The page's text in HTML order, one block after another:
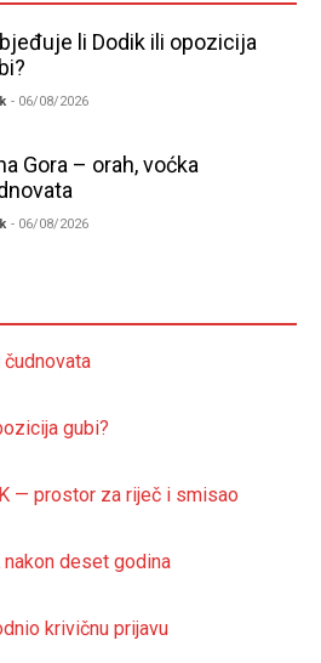
li Dodik ili opozicija
- 06/08/2026
Gora – orah, voćka
- 06/08/2026
čudnovata
gubi?
— prostor za riječ i smisao
nakon deset godina
krivičnu prijavu